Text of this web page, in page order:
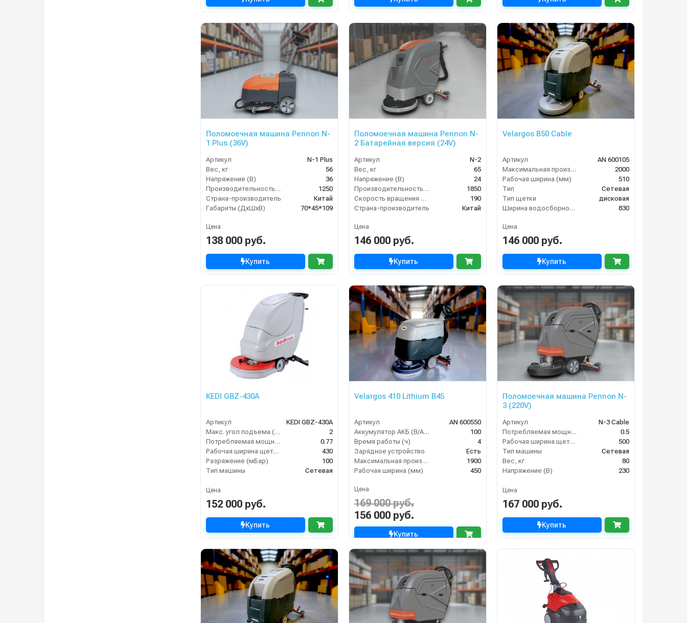
Поломоечная машина Pennon N-
1 Plus (36V)
Артикул
N-1 Plus
Вес, кг
56
Напряжение (В)
36
Производительность по площади (м2/ч)
1250
Страна-производитель
Китай
Габариты (ДхШхВ)
70*45*109
Цена
138 000 руб.
Купить
Поломоечная машина Pennon N-
2 Батарейная версия (24V)
Артикул
N-2
Вес, кг
65
Напряжение (В)
24
Производительность по площади (м2/ч)
1850
Скорость вращения щётки (об/мин)
190
Страна-производитель
Китай
Цена
146 000 руб.
Купить
Velargos B50 Cable
Артикул
AN 600105
Максимальная производительность (кв.м/час)
2000
Рабочая ширина (мм)
510
Тип
Сетевая
Тип щетки
дисковая
Ширина водосборной рейки
830
Цена
146 000 руб.
Купить
KEDI GBZ-430A
Артикул
KEDI GBZ-430A
Макс. угол подъема (%)
2
Потребляемая мощность (кВт)
0.77
Рабочая ширина щеток (мм)
430
Разряжение (мБар)
100
Тип машины
Сетевая
Цена
152 000 руб.
Купить
Velargos 410 Lithium B45
Артикул
AN 600550
Аккумулятор АКБ (В/А·ч)
100
Время работы (ч)
4
Зарядное устройство
Есть
Максимальная производительность (кв.м/час)
1900
Рабочая ширина (мм)
450
Цена
169 000 руб.
156 000 руб.
Купить
Поломоечная машина Pennon N-
3 (220V)
Артикул
N-3 Cable
Потребляемая мощность (кВт)
0.5
Рабочая ширина щеток (мм)
500
Тип машины
Сетевая
Вес, кг
80
Напряжение (В)
230
Цена
167 000 руб.
Купить